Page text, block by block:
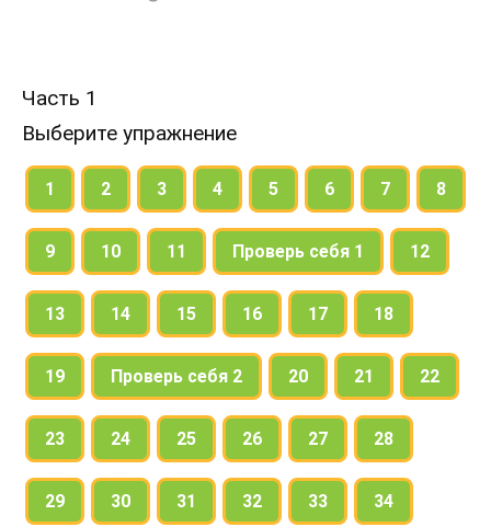
Часть 1
Выберите упражнение
1 2 3 4 5 6 7 8
9 10 11 Проверь себя 1 12
13 14 15 16 17 18
19 Проверь себя 2 20 21 22
23 24 25 26 27 28
29 30 31 32 33 34